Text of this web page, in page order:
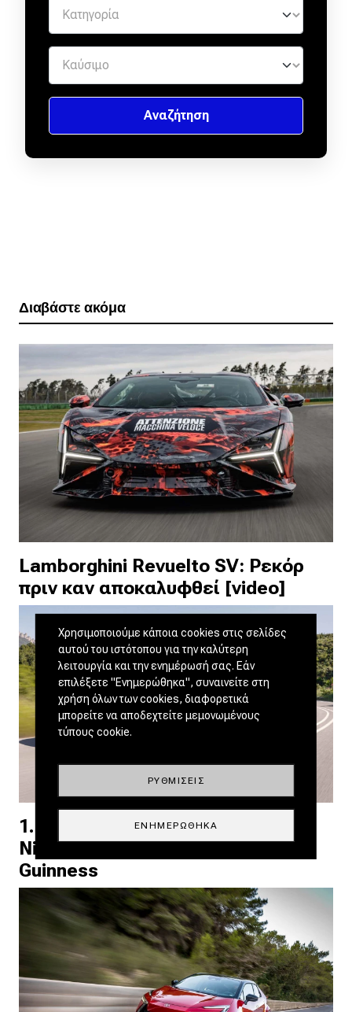
Διαβάστε ακόμα
Lamborghini Revuelto SV: Ρεκόρ
πριν καν αποκαλυφθεί [video]
1.980 km με ένα ρεζερβουάρ! Το
Nissan Qashqai μπήκε στα
Guinness
Χρησιμοποιούμε κάποια cookies στις σελίδες
αυτού του ιστότοπου για την καλύτερη
λειτουργία και την ενημέρωσή σας. Εάν
επιλέξετε "Ενημερώθηκα", συναινείτε στη
χρήση όλων των cookies, διαφορετικά
μπορείτε να αποδεχτείτε μεμονωμένους
τύπους cookie.
ΡΥΘΜΊΣΕΙΣ
ΕΝΗΜΕΡΏΘΗΚΑ